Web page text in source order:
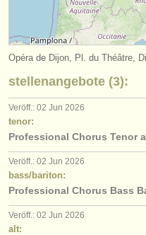
kontakt
rss feeds
verlage:
anzeige
find out about our
ATS faq
einloggen
Opéra de Dijon, Pl. du Théâtre,
stellenangebote (3):
Veröff.: 02 Jun 2026
tenor:
Professional Chorus Tenor
Veröff.: 02 Jun 2026
bass/bariton:
Professional Chorus Bass
Veröff.: 02 Jun 2026
alt: